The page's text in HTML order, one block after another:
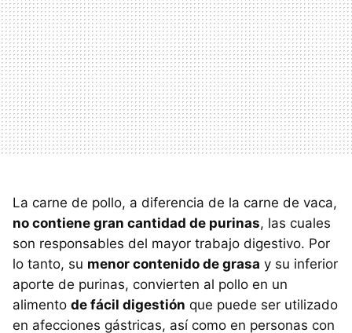
La carne de pollo, a diferencia de la carne de vaca,
no contiene gran cantidad de purinas, las cuales
son responsables del mayor trabajo digestivo. Por
lo tanto, su menor contenido de grasa y su inferior
aporte de purinas, convierten al pollo en un
alimento de fácil digestión que puede ser utilizado
en afecciones gástricas, así como en personas con